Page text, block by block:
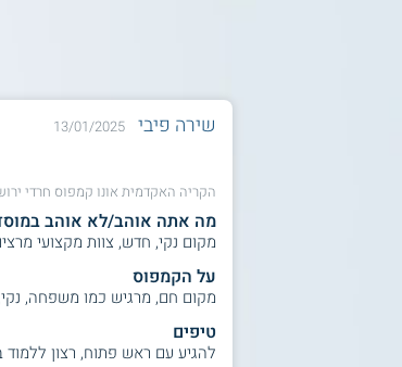
שירה פיבי 13/01/2025
הקריה האקדמית אונו קמפוס חרדי
מה אתה אוהב/לא אוהב
מקום נקי, חדש, צוות מקצועי
על הקמפוס
מקום חם, מרגיש כמו משפחה,
טיפים
להגיע עם ראש פתוח, רצון ללמוד